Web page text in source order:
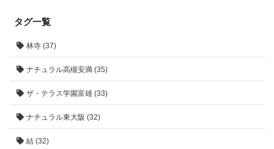
タグ一覧
林寺 (37)
ナチュラル高槻安満 (35)
ザ・テラス学園富雄 (33)
ナチュラル東大阪 (32)
結 (32)